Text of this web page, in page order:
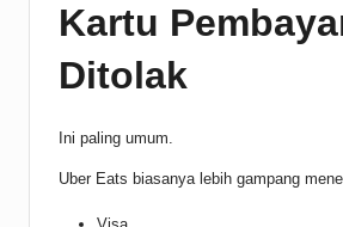
Kartu
Ditolak
Ini paling umum.
Uber Eats biasanya lebih gampang